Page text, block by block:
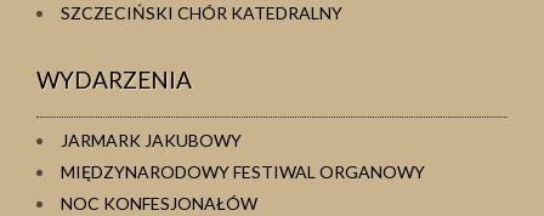
SZCZECIŃSKI CHÓR KATEDRALNY
WYDARZENIA
JARMARK JAKUBOWY
MIĘDZYNARODOWY FESTIWAL ORGANOWY
NOC KONFESJONAŁÓW